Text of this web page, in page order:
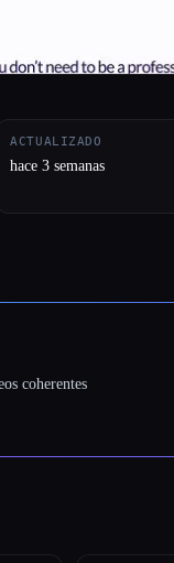
ACTUALIZADO
hace 3 semanas
coherentes